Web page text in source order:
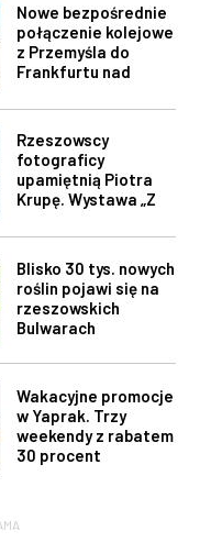
Nowe bezpośrednie
połączenie kolejowe
z Przemyśla do
Frankfurtu nad
Rzeszowscy
fotograficy
upamiętnią Piotra
Krupę. Wystawa „Z
Blisko 30 tys. nowych
roślin pojawi się na
rzeszowskich
Bulwarach
Wakacyjne promocje
w Yaprak. Trzy
weekendy z rabatem
30 procent